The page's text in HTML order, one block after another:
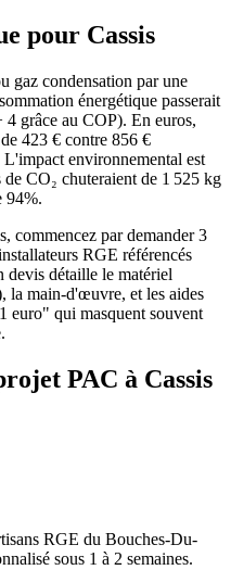
pour Cassis
gaz condensation par une
énergétique passerait
grâce au COP). En euros,
423 € contre 856 €
environnemental est
CO₂ chuteraient de 1 525 kg
94%.
commencez par demander 3
RGE référencés
détaille le matériel
la main-d'œuvre, et les aides
euro" qui masquent souvent
PAC à Cassis
RGE du Bouches-Du-
sous 1 à 2 semaines.